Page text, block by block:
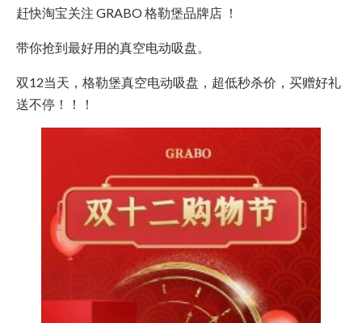
赶快淘宝关注 GRABO 格勒堡品牌店 ！
带你抢到最好用的真空电动吸盘。
双12当天，格勒堡真空电动吸盘，超低秒杀价，买赠好礼
送不停！！！